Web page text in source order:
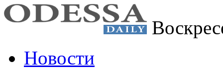
Новости